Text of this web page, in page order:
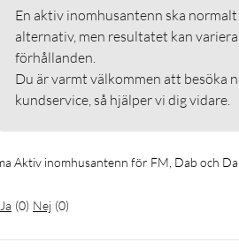
En aktiv inomhusantenn ska
alternativ, men resultatet kan
förhållanden.
Du är varmt välkommen att besöka
kundservice, så hjälper vi dig vidare.
Aktiv inomhusantenn för FM, Dab och
Ja (0) Nej (0)